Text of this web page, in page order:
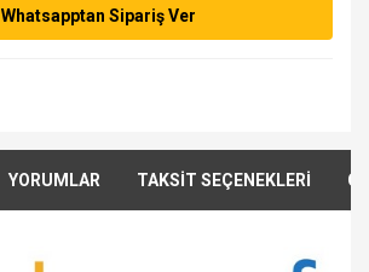
Whatsapptan Sipariş Ver
YORUMLAR TAKSİT SEÇENEKLERİ